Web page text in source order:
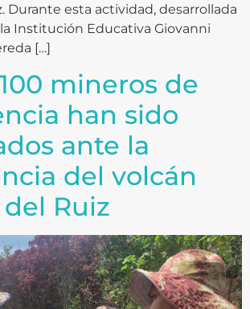
Durante esta actividad, desarrollada
Institución Educativa Giovanni
[…]
mineros de
han sido
ante la
del volcán
Ruiz